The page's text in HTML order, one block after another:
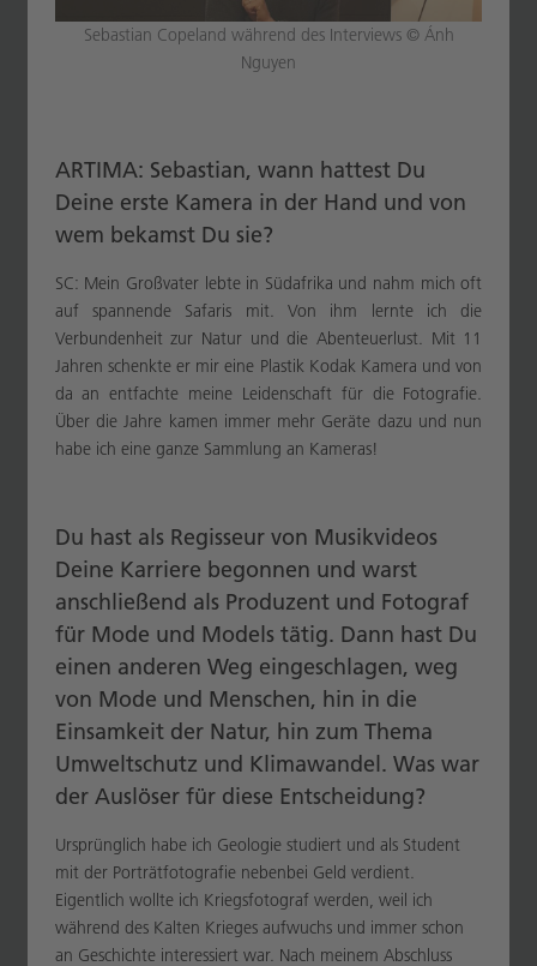
Sebastian Copeland während des Interviews © Ánh
Nguyen
ARTIMA: Sebastian, wann hattest Du
Deine erste Kamera in der Hand und von
wem bekamst Du sie?
SC: Mein Großvater lebte in Südafrika und nahm mich oft
auf spannende Safaris mit. Von ihm lernte ich die
Verbundenheit zur Natur und die Abenteuerlust. Mit 11
Jahren schenkte er mir eine Plastik Kodak Kamera und von
da an entfachte meine Leidenschaft für die Fotografie.
Über die Jahre kamen immer mehr Geräte dazu und nun
habe ich eine ganze Sammlung an Kameras!
Du hast als Regisseur von Musikvideos
Deine Karriere begonnen und warst
anschließend als Produzent und Fotograf
für Mode und Models tätig. Dann hast Du
einen anderen Weg eingeschlagen, weg
von Mode und Menschen, hin in die
Einsamkeit der Natur, hin zum Thema
Umweltschutz und Klimawandel. Was war
der Auslöser für diese Entscheidung?
Ursprünglich habe ich Geologie studiert und als Student
mit der Porträtfotografie nebenbei Geld verdient.
Eigentlich wollte ich Kriegsfotograf werden, weil ich
während des Kalten Krieges aufwuchs und immer schon
an Geschichte interessiert war. Nach meinem Abschluss